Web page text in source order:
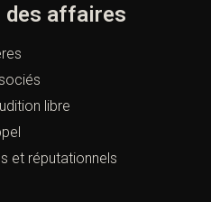
des affaires
libre
et réputationnels